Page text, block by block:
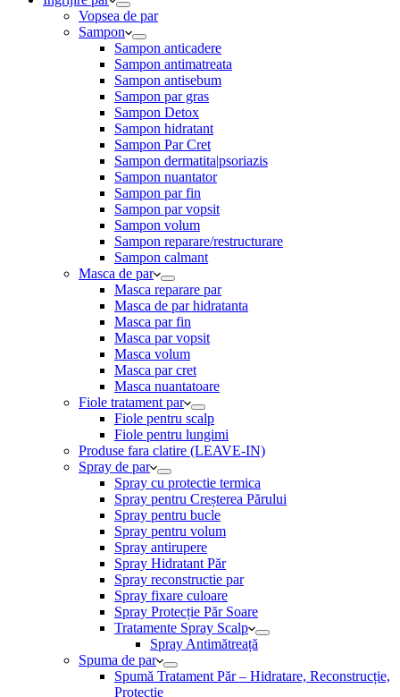
Vopsea de par
Sampon
Sampon anticadere
Sampon antimatreata
Sampon antisebum
Sampon par gras
Sampon Detox
Sampon hidratant
Sampon Par Cret
Sampon dermatita|psoriazis
Sampon nuantator
Sampon par fin
Sampon par vopsit
Sampon volum
Sampon reparare/restructurare
Sampon calmant
Masca de par
Masca reparare par
Masca de par hidratanta
Masca par fin
Masca par vopsit
Masca volum
Masca par cret
Masca nuantatoare
Fiole tratament par
Fiole pentru scalp
Fiole pentru lungimi
Produse fara clatire (LEAVE-IN)
Spray de par
Spray cu protectie termica
Spray pentru Creșterea Părului
Spray pentru bucle
Spray pentru volum
Spray antirupere
Spray Hidratant Păr
Spray reconstructie par
Spray fixare culoare
Spray Protecție Păr Soare
Tratamente Spray Scalp
Spray Antimătreață
Spuma de par
Spumă Tratament Păr – Hidratare, Reconstrucție,
Protecție